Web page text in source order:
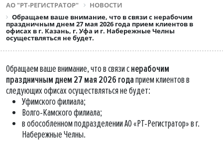
АО "РТ-РЕГИСТРАТОР"
НОВОСТИ
Обращаем ваше внимание, что в связи с нерабочим
праздничным днем 27 мая 2026 года прием клиентов в
офисах в г. Казань, г. Уфа и г. Набережные Челны
осуществляться не будет.
Обращаем ваше внимание, что в связи снерабочим
праздничным днем 27 мая 2026 годаприем клиентов в
следующих офисах осуществляться не будет:
Уфимского филиала;
Волго-Камского филиала;
в обособленном подразделении АО «РТ-Регистратор» в г.
Набережные Челны.